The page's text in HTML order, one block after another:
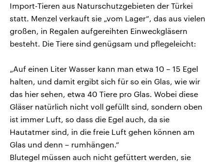
Import-Tieren aus Naturschutzgebieten der Türkei
statt. Menzel verkauft sie „vom Lager“, das aus vielen
großen, in Regalen aufgereihten Einweckgläsern
besteht. Die Tiere sind genügsam und pflegeleicht:
„Auf einen Liter Wasser kann man etwa 10 – 15 Egel
halten, und damit ergibt sich für so ein Glas, wie wir
das hier sehen, etwa 40 Tiere pro Glas. Wobei diese
Gläser natürlich nicht voll gefüllt sind, sondern oben
ist immer Luft, so dass die Egel auch, da sie
Hautatmer sind, in die freie Luft gehen können am
Glas und denn – rumhängen.“
Blutegel müssen auch nicht gefüttert werden, sie